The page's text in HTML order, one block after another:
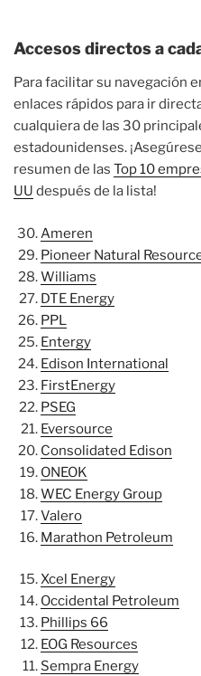
Accesos directos a
Para facilitar su navegación
enlaces rápidos para ir
cualquiera de las 30
estadounidenses.
resumen de las Top 10
UU después de la lista!
Ameren
Pioneer Natural
Williams
DTE Energy
PPL
Entergy
Edison International
FirstEnergy
PSEG
Eversource
Consolidated Edison
ONEOK
WEC Energy Group
Valero
Marathon Petroleum
Xcel Energy
Occidental Petroleum
Phillips 66
EOG Resources
Sempra Energy